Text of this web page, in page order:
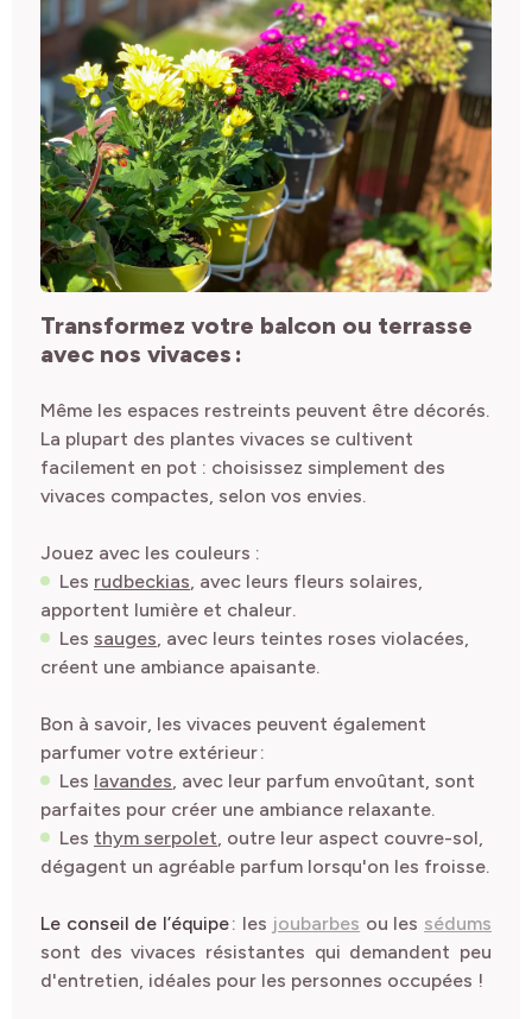
Transformez votre balcon ou terrasse
avec nos vivaces :
Même les espaces restreints peuvent être décorés.
La plupart des plantes vivaces se cultivent
facilement en pot : choisissez simplement des
vivaces compactes, selon vos envies.
Jouez avec les couleurs :
Les rudbeckias, avec leurs fleurs solaires,
apportent lumière et chaleur.
Les sauges, avec leurs teintes roses violacées,
créent une ambiance apaisante.
Bon à savoir, les vivaces peuvent également
parfumer votre extérieur :
Les lavandes, avec leur parfum envoûtant, sont
parfaites pour créer une ambiance relaxante.
Les thym serpolet, outre leur aspect couvre-sol,
dégagent un agréable parfum lorsqu'on les froisse.
Le conseil de l’équipe: les joubarbes ou les sédums
sont des vivaces résistantes qui demandent peu
d'entretien, idéales pour les personnes occupées !